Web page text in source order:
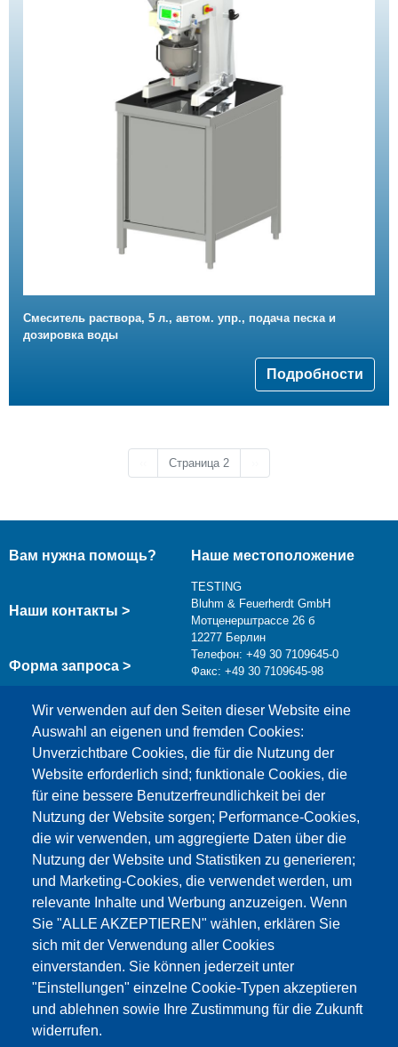
Смеситель раствора, 5 л., автом. упр., подача песка и
дозировка воды
Подробности
Предыдущая страница
Страница 2
Wir verwenden auf den Seiten dieser Website eine
Auswahl an eigenen und fremden Cookies:
Unverzichtbare Cookies, die für die Nutzung der
Website erforderlich sind; funktionale Cookies, die
für eine bessere Benutzerfreundlichkeit bei der
Nutzung der Website sorgen; Performance-Cookies,
die wir verwenden, um aggregierte Daten über die
Nutzung der Website und Statistiken zu generieren;
und Marketing-Cookies, die verwendet werden, um
relevante Inhalte und Werbung anzuzeigen. Wenn
Sie "ALLE AKZEPTIEREN" wählen, erklären Sie
sich mit der Verwendung aller Cookies
einverstanden. Sie können jederzeit unter
"Einstellungen" einzelne Cookie-Typen akzeptieren
und ablehnen sowie Ihre Zustimmung für die Zukunft
widerrufen.
Вам нужна помощь?
Наши контакты >
Форма запроса >
Наше местоположение
TESTING
Bluhm & Feuerherdt GmbH
Мотценерштрассе 26 б
12277 Берлин
Телефон: +49 30 7109645-0
Факс: +49 30 7109645-98
info@testing.de
Этот материал заблокирован, потому что
файлы cookie Google Maps не были приняты.
НЕОБХОДИМО ПРИНЯТЬ ТОЛЬКО
ФАЙЛЫ COOKIE GOOGLE MAPS.
Alle Cookies akzeptieren